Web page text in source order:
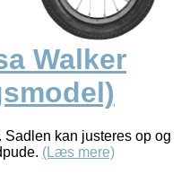
Walker
Sadlen kan justeres op og
(Læs mere)